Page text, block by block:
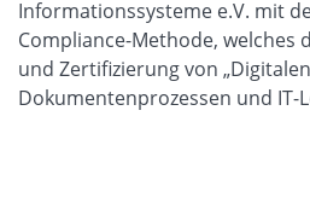
Informationssysteme e.V. mit
Compliance-Methode, welches
und Zertifizierung von „Digitalen
Dokumentenprozessen und IT-